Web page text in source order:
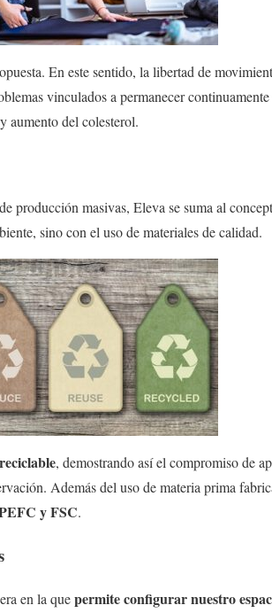
En este sentido, la libertad de
vinculados a permanecer
aumento del colesterol.
producción masivas, Eleva se suma al
sino con el uso de materiales de calidad.
, demostrando así el compromiso de
Además del uso de materia prima
y FSC.
en la quepermite configurar nuestro